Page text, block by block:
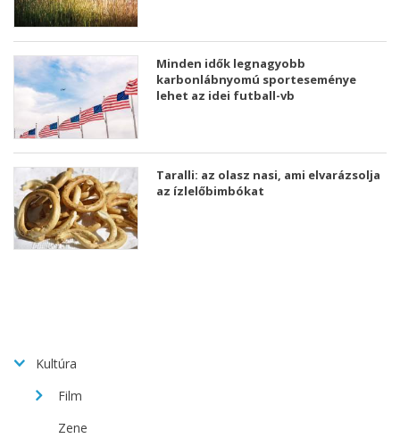
Minden idők legnagyobb
karbonlábnyomú sporteseménye
lehet az idei futball-vb
Taralli: az olasz nasi, ami elvarázsolja
az ízlelőbimbókat
Kultúra
Film
Zene